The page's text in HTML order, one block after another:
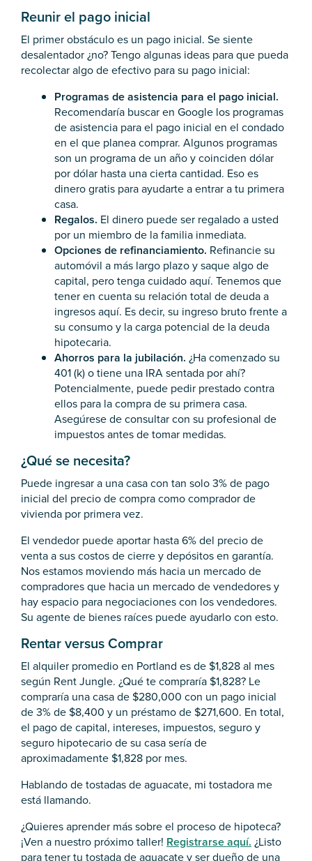
Reunir el pago inicial
El primer obstáculo es un pago inicial. Se siente
desalentador ¿no? Tengo algunas ideas para que pueda
recolectar algo de efectivo para su pago inicial:
Programas de asistencia para el pago inicial.
Recomendaría buscar en Google los programas
de asistencia para el pago inicial en el condado
en el que planea comprar. Algunos programas
son un programa de un año y coinciden dólar
por dólar hasta una cierta cantidad. Eso es
dinero gratis para ayudarte a entrar a tu primera
casa.
Regalos. El dinero puede ser regalado a usted
por un miembro de la familia inmediata.
Opciones de refinanciamiento. Refinancie su
automóvil a más largo plazo y saque algo de
capital, pero tenga cuidado aquí. Tenemos que
tener en cuenta su relación total de deuda a
ingresos aquí. Es decir, su ingreso bruto frente a
su consumo y la carga potencial de la deuda
hipotecaria.
Ahorros para la jubilación. ¿Ha comenzado su
401 (k) o tiene una IRA sentada por ahí?
Potencialmente, puede pedir prestado contra
ellos para la compra de su primera casa.
Asegúrese de consultar con su profesional de
impuestos antes de tomar medidas.
¿Qué se necesita?
Puede ingresar a una casa con tan solo 3% de pago
inicial del precio de compra como comprador de
vivienda por primera vez.
El vendedor puede aportar hasta 6% del precio de
venta a sus costos de cierre y depósitos en garantía.
Nos estamos moviendo más hacia un mercado de
compradores que hacia un mercado de vendedores y
hay espacio para negociaciones con los vendedores.
Su agente de bienes raíces puede ayudarlo con esto.
Rentar versus Comprar
El alquiler promedio en Portland es de $1,828 al mes
según Rent Jungle. ¿Qué te compraría $1,828? Le
compraría una casa de $280,000 con un pago inicial
de 3% de $8,400 y un préstamo de $271,600. En total,
el pago de capital, intereses, impuestos, seguro y
seguro hipotecario de su casa sería de
aproximadamente $1,828 por mes.
Hablando de tostadas de aguacate, mi tostadora me
está llamando.
¿Quieres aprender más sobre el proceso de hipoteca?
¡Ven a nuestro próximo taller! Registrarse aquí. ¿Listo
para tener tu tostada de aguacate y ser dueño de una